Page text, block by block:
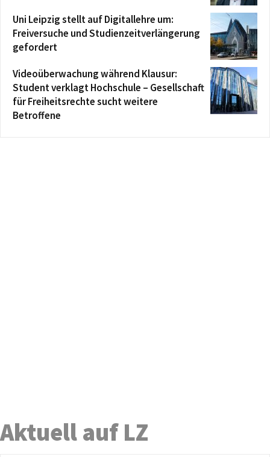
Uni Leipzig stellt auf Digitallehre um:
Freiversuche und Studienzeitverlängerung
gefordert
Videoüberwachung während Klausur:
Student verklagt Hochschule – Gesellschaft
für Freiheitsrechte sucht weitere
Betroffene
Aktuell auf LZ